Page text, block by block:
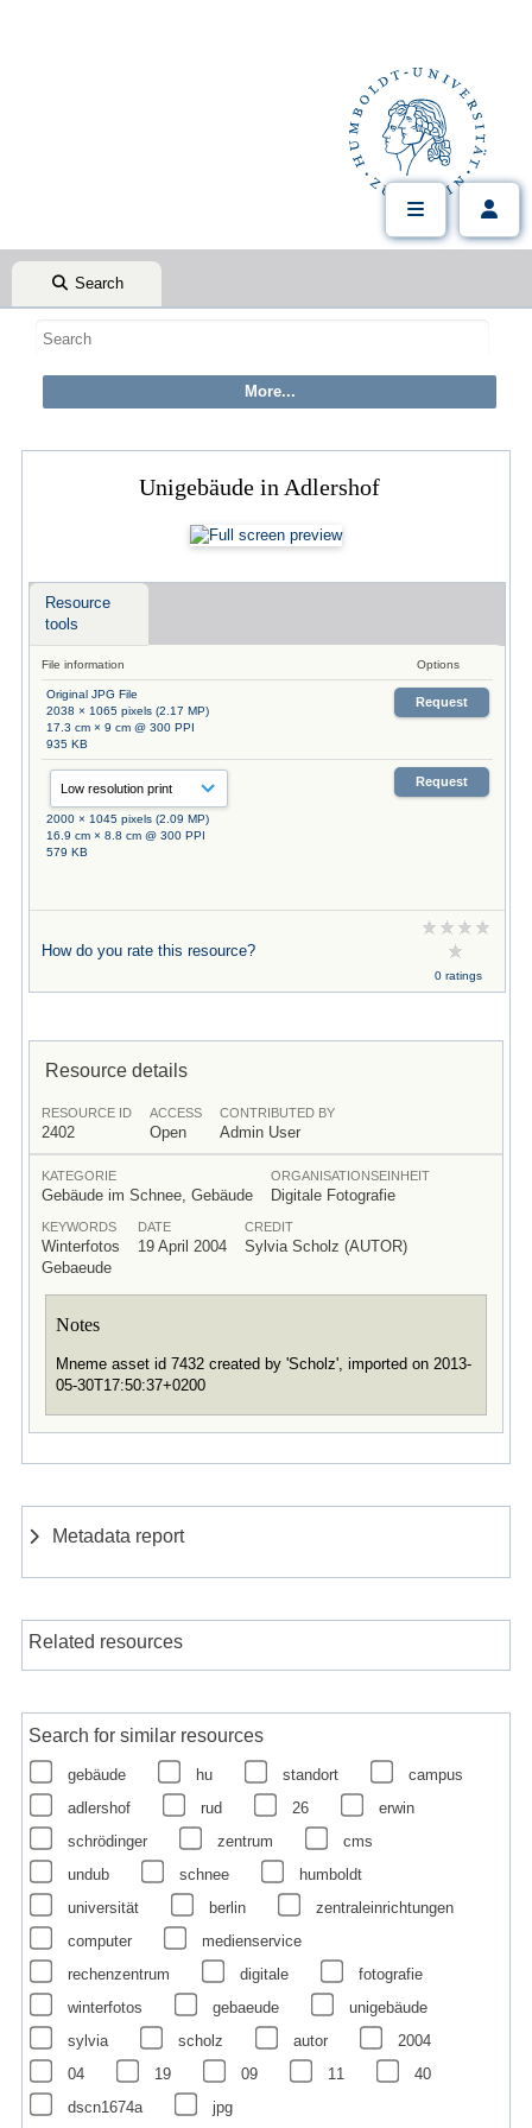
Search
Unigebäude in Adlershof
Resource
tools
File information Options
Original JPG File
2038 × 1065 pixels (2.17 MP)
17.3 cm × 9 cm @ 300 PPI
935 KB
Request
2000 × 1045 pixels (2.09 MP)
16.9 cm × 8.8 cm @ 300 PPI
579 KB
Request
How do you rate this resource?
0 ratings
Resource details
RESOURCE ID
2402
ACCESS
Open
CONTRIBUTED BY
Admin User
KATEGORIE
Gebäude im Schnee, Gebäude
ORGANISATIONSEINHEIT
Digitale Fotografie
KEYWORDS
Winterfotos
Gebaeude
DATE
19 April 2004
CREDIT
Sylvia Scholz (AUTOR)
Notes
Mneme asset id 7432 created by 'Scholz', imported on 2013-
05-30T17:50:37+0200
Metadata report
Related resources
Search for similar resources
gebäude hu standort
campus
adlershof
rud 26
erwin
schrödinger
zentrum
cms
undub
schnee
humboldt
universität
berlin
zentraleinrichtungen
computer
medienservice
rechenzentrum
digitale
fotografie
winterfotos
gebaeude
unigebäude
sylvia
scholz autor
2004
04
19 09 11
40
dscn1674a
jpg